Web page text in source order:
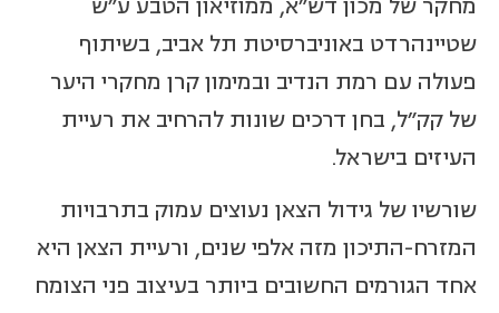
מחקר של מכון דש"א, ממוזיאון הטבע ע"ש
שטיינהרדט באוניברסיטת תל אביב, בשיתוף
פעולה עם רמת הנדיב ובמימון קרן מחקרי היער
של קק"ל, בחן דרכים שונות להרחיב את רעיית
העיזים בישראל.
שורשיו של גידול הצאן נעוצים עמוק בתרבויות
המזרח-התיכון מזה אלפי שנים, ורעיית הצאן היא
אחד הגורמים החשובים ביותר בעיצוב פני הצומח